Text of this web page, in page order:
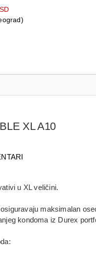
XL A10
u XL veličini.
maksimalan
kondoma iz Durex